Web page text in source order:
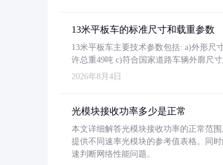
13米平板车的标准尺寸和载重参数
13米平板车主要技术参数包括: a)外形尺
许总重49吨 c)符合国家道路车辆外廓尺
2026年8月4日
光模块接收功率多少是正常
本文详细解答光模块接收功率的正常范
提供不同速率光模块的参考值表格。同
速判断网络性能问题。